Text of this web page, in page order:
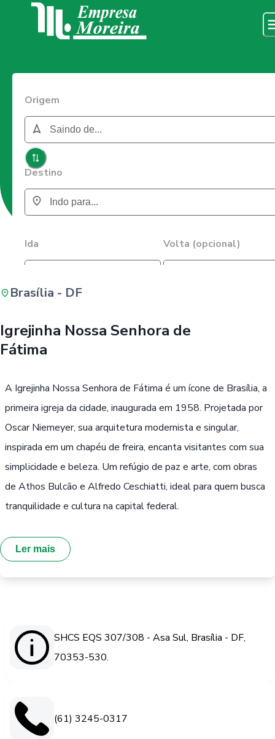
Origem
Destino
Ida Volta (opcional)
Brasília - DF
Igrejinha Nossa Senhora de
Fátima
A Igrejinha Nossa Senhora de Fátima é um ícone de Brasília, a
primeira igreja da cidade, inaugurada em 1958. Projetada por
Oscar Niemeyer, sua arquitetura modernista e singular,
inspirada em um chapéu de freira, encanta visitantes com sua
simplicidade e beleza. Um refúgio de paz e arte, com obras
de Athos Bulcão e Alfredo Ceschiatti, ideal para quem busca
tranquilidade e cultura na capital federal.
Ler mais
SHCS EQS 307/308 - Asa Sul, Brasília - DF,
70353-530.
(61) 3245-0317